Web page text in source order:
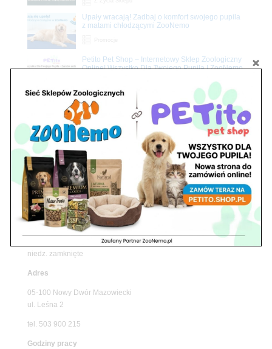
Upały wracają! Zadbaj o komfort swojego pupila
z matami chłodzącymi ZooNemo
Petito Pet Shop – Internetowy Sklep Zoologiczny
Online! Wszystko Dla Twojego Pupila | ZooNemo
Znajdź nas
Adres
05-120 Legionowo
ul. Piłsudskiego 31,
pawilon 134
tel./fax. 22 784 71 96
Godziny pracy
pon. – piąt. 10.00 – 19.00
niedz. zamknięte
Adres
05-100 Nowy Dwór Mazowiecki
ul. Leśna 2
tel. 503 900 215
Godziny pracy